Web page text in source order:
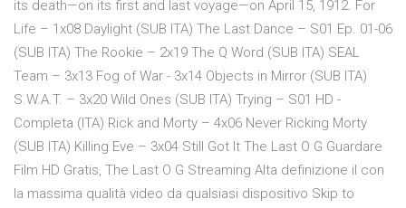
its death—on its first and last voyage—on April 15, 1912. For
Life – 1x08 Daylight (SUB ITA) The Last Dance – S01 Ep. 01-06
(SUB ITA) The Rookie – 2x19 The Q Word (SUB ITA) SEAL
Team – 3x13 Fog of War - 3x14 Objects in Mirror (SUB ITA)
S.W.A.T. – 3x20 Wild Ones (SUB ITA) Trying – S01 HD -
Completa (ITA) Rick and Morty – 4x06 Never Ricking Morty
(SUB ITA) Killing Eve – 3x04 Still Got It The Last O G Guardare
Film HD Gratis, The Last O G Streaming Alta definizione il con
la massima qualità video da qualsiasi dispositivo Skip to